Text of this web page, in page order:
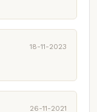
18-11-2023
26-11-2021